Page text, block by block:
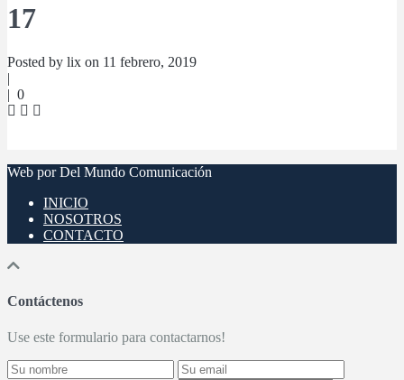
17
Posted by lix on 11 febrero, 2019
|
| 0
Web por Del Mundo Comunicación
INICIO
NOSOTROS
CONTACTO
Contáctenos
Use este formulario para contactarnos!